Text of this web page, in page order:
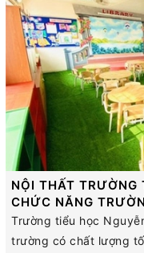
NỘI THẤT TRƯỜNG
CHỨC NĂNG
Trường tiểu học
trường có chất lượng